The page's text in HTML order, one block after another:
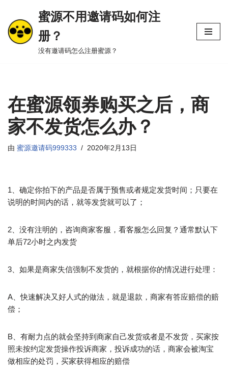
跳
至
蜜源不用邀请码如何注
册？
没有邀请码怎么注册蜜源？
在蜜源领券购买之后，商
家不发货怎么办？
由 蜜源邀请码999333 2020年2月13日
1、确定你拍下的产品是否属于预售或者规定发货时间；只要在
说明的时间内的话，就等发货就可以了；
2、没有注明的，咨询商家客服，看客服怎么回复？通常默认下
单后72小时之内发货
3、如果是商家失信强制不发货的，就根据你的情况进行处理：
A、快速解决又好人式的做法，就是退款，商家有答应赔偿的赔
偿；
B、有耐力点的就会坚持到商家自己发货或者是不发货，买家按
照未按约定发货操作投诉商家，投诉成功的话，商家会被淘宝
做相应的处罚，买家获得相应的赔偿